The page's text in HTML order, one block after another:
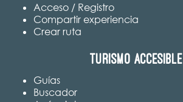
Acceso / Registro
Compartir experiencia
Crear ruta
Turismo accesible
Guías
Buscador